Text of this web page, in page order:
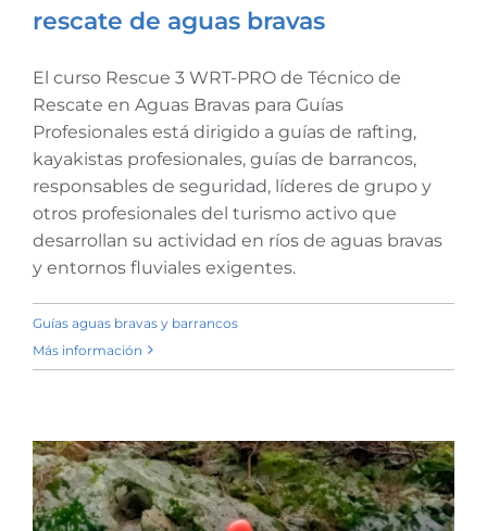
Rescue 3 WRT Pro – Técnico
en rescate de aguas bravas
rescate de aguas bravas
El curso Rescue 3 WRT-PRO de Técnico de
Rescate en Aguas Bravas para Guías
Profesionales está dirigido a guías de rafting,
kayakistas profesionales, guías de barrancos,
responsables de seguridad, líderes de grupo y
otros profesionales del turismo activo que
desarrollan su actividad en ríos de aguas bravas
y entornos fluviales exigentes.
Guías aguas bravas y barrancos
Más información